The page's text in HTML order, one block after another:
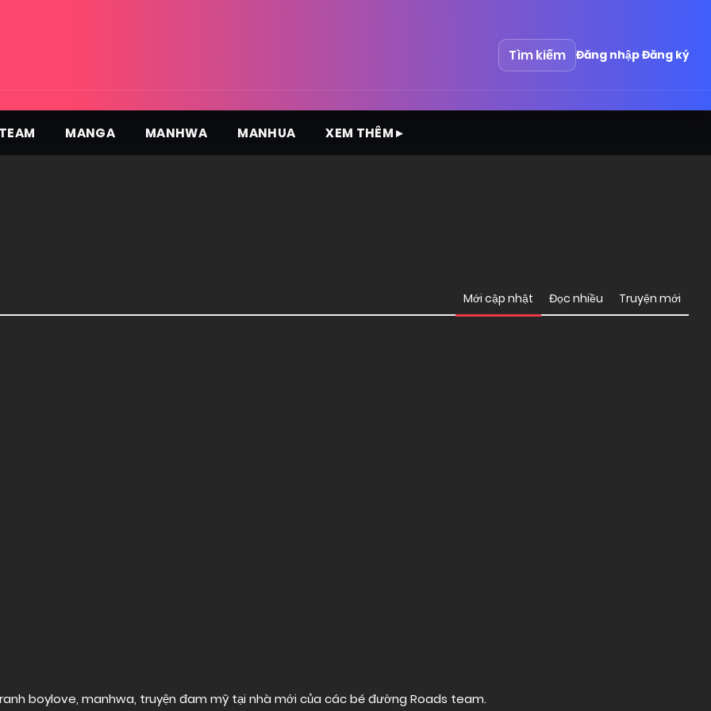
Tìm kiếm Đăng nhậpĐăng ký
MANGA MANHWA MANHUA XEM THÊM ▸
Mới cập nhật Đọc nhiều Truyện mới
boylove, manhwa, truyện đam mỹ tại nhà mới của các bé đường Roads team.